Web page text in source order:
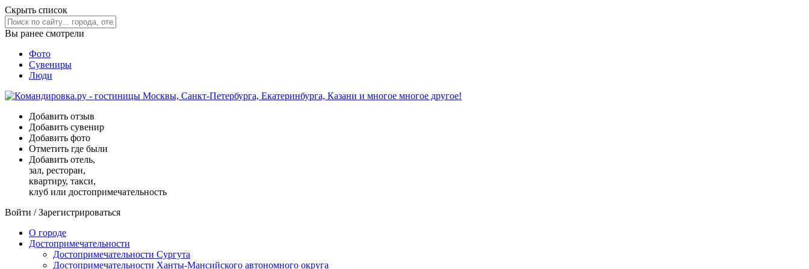
Скрыть список
Вы ранее смотрели
Фото
Сувениры
Люди
Добавить отзыв
Добавить сувенир
Добавить фото
Отметить где были
Добавить отель,
зал, ресторан,
квартиру, такси,
клуб или достопримечательность
Войти /Зарегистрироваться
О городе
Достопримечательности
Достопримечательности Сургута
Достопримечательности Ханты-Мансийского автономного округа